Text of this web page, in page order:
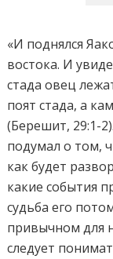
«И поднялся
востока. И
стада овец
поят стада, а
(Берешит, 29:1-
подумал о том,
как будет
какие события
судьба его
привычном для
следует